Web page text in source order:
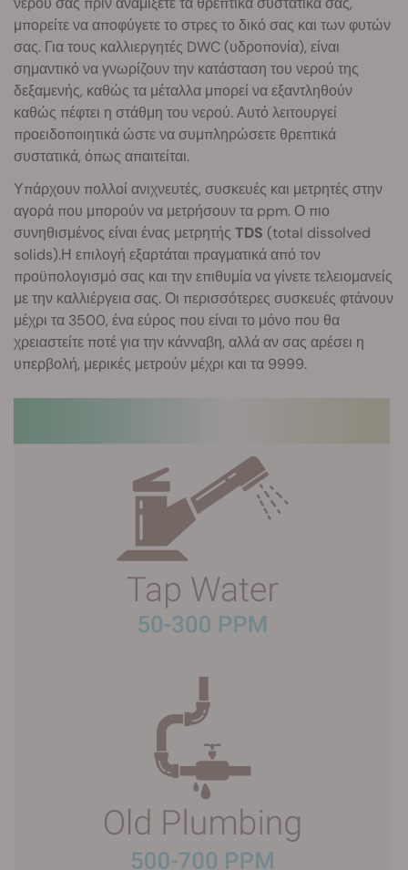
μπορείτε να αποφύγετε το στρες το δικό σας και των φυτών
σας. Για τους καλλιεργητές DWC (υδροπονία), είναι
σημαντικό να γνωρίζουν την κατάσταση του νερού της
δεξαμενής, καθώς τα μέταλλα μπορεί να εξαντληθούν
καθώς πέφτει η στάθμη του νερού. Αυτό λειτουργεί
προειδοποιητικά ώστε να συμπληρώσετε θρεπτικά
συστατικά, όπως απαιτείται.
Υπάρχουν πολλοί ανιχνευτές, συσκευές και μετρητές στην
αγορά που μπορούν να μετρήσουν τα ppm. Ο πιο
συνηθισμένος είναι ένας μετρητής TDS (total dissolved
solids).Η επιλογή εξαρτάται πραγματικά από τον
προϋπολογισμό σας και την επιθυμία να γίνετε τελειομανείς
με την καλλιέργεια σας. Οι περισσότερες συσκευές φτάνουν
μέχρι τα 3500, ένα εύρος που είναι το μόνο που θα
χρειαστείτε ποτέ για την κάνναβη, αλλά αν σας αρέσει η
υπερβολή, μερικές μετρούν μέχρι και τα 9999.